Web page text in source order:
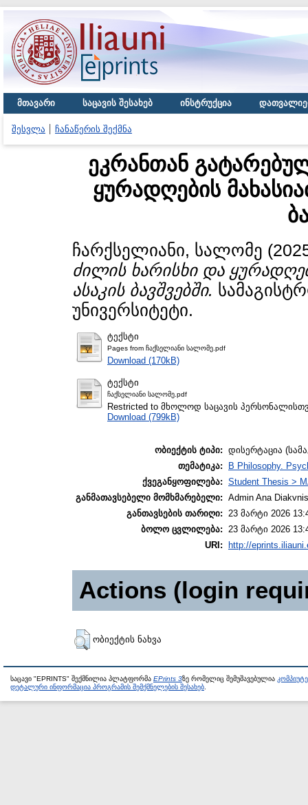
მთავარი საცავის შესახებ ინსტრუქცია
შესვლა ჩანაწერის შექმნა
ეკრანთან
ყურადღების
ჩარქსელიანი, სალომე
ძილის ხარისხი და
ასაკის ბავშვებში.
უნივერსიტეტი.
ტექსტი
Pages from ჩაქსელიანი სალომე.pdf
Download (170kB)
ტექსტი
ჩაქსელიანი სალომე.pdf
Restricted to მხოლოდ საცავის
Download (799kB)
ობიექტის ტიპი: დისერტაცია
თემატიკა:
B Philosophy.
ქვეგანყოფილება: Student Thesis >
განმათავსებელი მომხმარებელი: Admin Ana
განთავსების თარიღი: 23 მარტი 2026
ბოლო ცვლილება: 23 მარტი 2026
URI:
http://
Actions (login
ობიექტის ნახვა
საცავი "EPRINTS" შექმნილია პლატფორმა EPrints 3ზე რომელიც შემუშავებულია
დეტალური ინფორმაცია პროგრამის შემქმნელების შესახებ.